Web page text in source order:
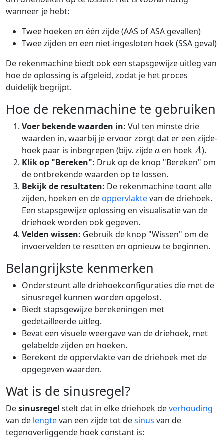
wanneer je hebt:
Twee hoeken en één zijde (AAS of ASA gevallen)
Twee zijden en een niet-ingesloten hoek (SSA geval)
De rekenmachine biedt ook een stapsgewijze uitleg van
hoe de oplossing is afgeleid, zodat je het proces
duidelijk begrijpt.
Hoe de rekenmachine te gebruiken
Voer bekende waarden in: Vul ten minste drie
waarden in, waarbij je ervoor zorgt dat er een zijde-
hoek paar is inbegrepen (bijv. zijde
a
en hoek
A
).
Klik op "Bereken": Druk op de knop "Bereken" om
de ontbrekende waarden op te lossen.
Bekijk de resultaten: De rekenmachine toont alle
zijden, hoeken en deoppervlaktevan de driehoek.
Een stapsgewijze oplossing en visualisatie van de
driehoek worden ook gegeven.
Velden wissen: Gebruik de knop "Wissen" om de
invoervelden te resetten en opnieuw te beginnen.
Belangrijkste kenmerken
Ondersteunt alle driehoekconfiguraties die met de
sinusregel kunnen worden opgelost.
Biedt stapsgewijze berekeningen met
gedetailleerde uitleg.
Bevat een visuele weergave van de driehoek, met
gelabelde zijden en hoeken.
Berekent de oppervlakte van de driehoek met de
opgegeven waarden.
Wat is de sinusregel?
Desinusregel stelt dat in elke driehoek deverhouding
van de lengtevan een zijde tot desinus van de
tegenoverliggende hoek constant is: